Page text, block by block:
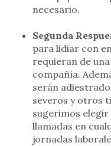
necesario.
Segunda
para lidiar con
requieran de
compañía.
serán
severos y otros
sugerimos elegir
llamadas en
jornadas